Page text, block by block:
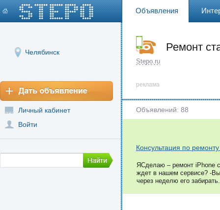
Объявления
Челябинск
Личный кабинет
Войти
Ремонт
Stepo.ru
реклама
Объявлений: 88
Консультация по
ЯСделаю – ремонт iPhone
ждет в нашем сервисе? -
через неделю его